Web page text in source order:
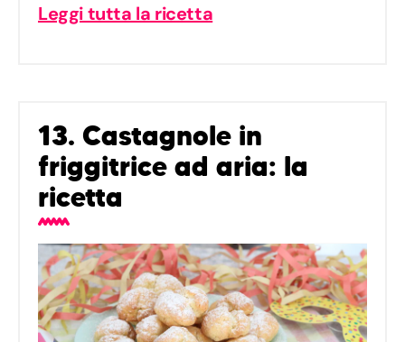
Leggi tutta la ricetta
13. Castagnole in
friggitrice ad aria: la
ricetta